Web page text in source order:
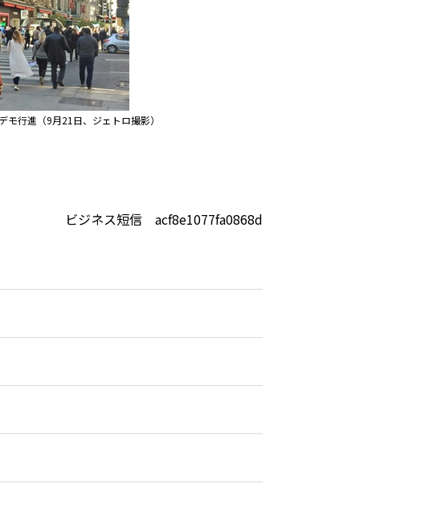
行進（9月21日、ジェトロ撮影）
ビジネス短信 acf8e1077fa0868d